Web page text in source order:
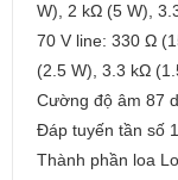
W), 2 kΩ (5 W),
70 V line: 330 Ω
(2.5 W), 3.3 kΩ
Cường độ âm 87
Đáp tuyến tần số
Thành phần loa